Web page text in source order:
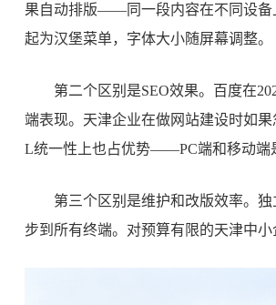
果自动排版——同一段内容在不同设备
起为汉堡菜单，字体大小随屏幕调整。
第二个区别是SEO效果。百度在
端表现。天津企业在做网站建设时如
L统一性上也占优势——PC端和移动端
第三个区别是维护和改版效率。
步到所有终端。对预算有限的天津中